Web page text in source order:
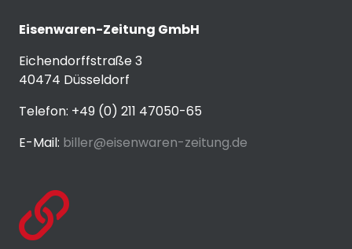
Eisenwaren-Zeitung GmbH
Eichendorffstraße 3
40474 Düsseldorf
Telefon: +49 (0) 211 47050-65
E-Mail: biller@eisenwaren-zeitung.de